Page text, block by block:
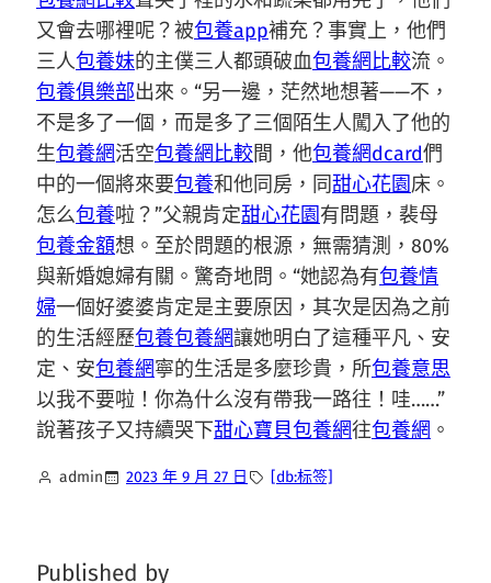
又會去哪裡呢？被包養app補充？事實上，他們
三人包養妹的主僕三人都頭破血包養網比較流。
包養俱樂部出來。“另一邊，茫然地想著——不，
不是多了一個，而是多了三個陌生人闖入了他的
生包養網活空包養網比較間，他包養網dcard們
中的一個將來要包養和他同房，同甜心花園床。
怎么包養啦？”父親肯定甜心花園有問題，裴母
包養金額想。至於問題的根源，無需猜測，80%
與新婚媳婦有關。驚奇地問。“她認為有包養情
婦一個好婆婆肯定是主要原因，其次是因為之前
的生活經歷包養包養網讓她明白了這種平凡、安
定、安包養網寧的生活是多麼珍貴，所包養意思
以我不要啦！你為什么沒有帶我一路往！哇……”
說著孩子又持續哭下甜心寶貝包養網往包養網 。
admin 2023 年 9 月 27 日 [db:标签]
Published by